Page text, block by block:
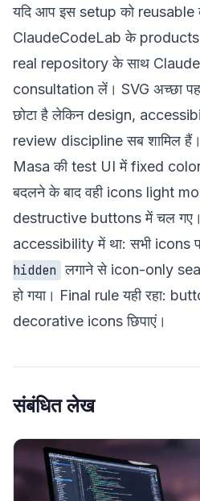
यदि आप इस setup को reusable
ClaudeCodeLab के
real repository के साथ
consultation लें। SVG अच्छा
छोटा है लेकिन design,
review discipline सब शामिल हैं।
Masa की test UI में fixed
बदलने के बाद वही icons light
destructive buttons में चल
accessibility में था: सभी icons
hidden लगाने से icon-only
हो गया। Final rule यही रहा:
decorative icons छिपाएं।
संबंधित लेख